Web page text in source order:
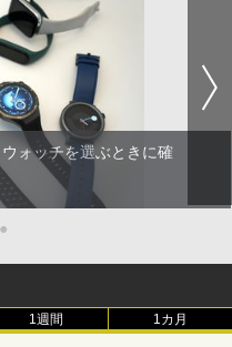
ォッチを選ぶときに確
●
1週間 1カ月